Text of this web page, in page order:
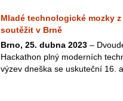
Mladé technologické mozky
soutěžit v Brně
Brno, 25. dubna 2023 –
Hackathon plný moderních
výzev dneška se uskuteční 16.